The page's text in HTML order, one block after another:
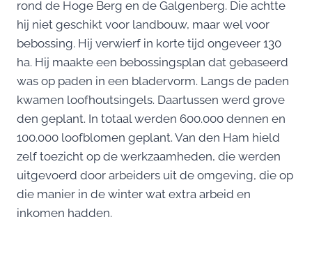
rond de Hoge Berg en de Galgenberg. Die achtte
hij niet geschikt voor landbouw, maar wel voor
bebossing. Hij verwierf in korte tijd ongeveer 130
ha. Hij maakte een bebossingsplan dat gebaseerd
was op paden in een bladervorm. Langs de paden
kwamen loofhoutsingels. Daartussen werd grove
den geplant. In totaal werden 600.000 dennen en
100.000 loofblomen geplant. Van den Ham hield
zelf toezicht op de werkzaamheden, die werden
uitgevoerd door arbeiders uit de omgeving, die op
die manier in de winter wat extra arbeid en
inkomen hadden.